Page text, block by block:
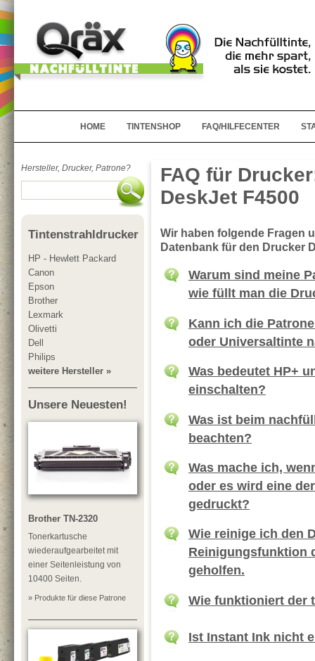
HOME TINTENSHOP FAQ/HILFECENTER
Hersteller, Drucker, Patrone?
Tintenstrahldrucker
HP - Hewlett Packard
Canon
Epson
Brother
Lexmark
Olivetti
Dell
Philips
weitere Hersteller »
Unsere Neuesten!
Brother TN-2320
Tonerkartusche
wiederaufgearbeitet mit
einer Seitenleistung von
10400 Seiten.
» Produkte für diese Patrone
FAQ für
DeskJet F4500
Wir haben folgende Fragen
Datenbank für den Drucker
Warum sind meine
wie füllt man die
Kann ich die
oder Universaltinte
Was bedeutet HP+
einschalten?
Was ist beim
beachten?
Was mache ich,
oder es wird eine
gedruckt?
Wie reinige ich den
Reinigungsfunktion
geholfen.
Wie funktioniert der
Ist Instant Ink nicht